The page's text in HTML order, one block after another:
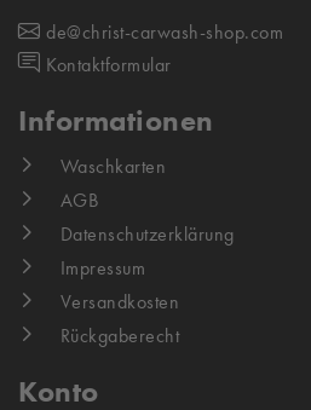
de@christ-carwash-shop.com
Kontaktformular
Informationen
Waschkarten
AGB
Datenschutzerklärung
Impressum
Versandkosten
Rückgaberecht
Konto